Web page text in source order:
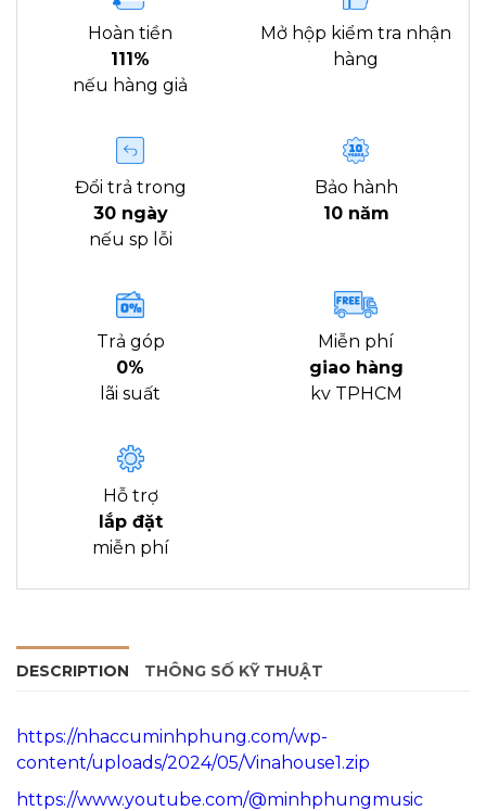
Hoàn tiền
111%
nếu hàng giả
Mở hộp kiểm tra nhận
hàng
Đổi trả trong
30 ngày
nếu sp lỗi
Bảo hành
10 năm
Trả góp
0%
lãi suất
Miễn phí
giao hàng
kv TPHCM
Hỗ trợ
lắp đặt
miễn phí
DESCRIPTION THÔNG SỐ KỸ THUẬT
https://nhaccuminhphung.com/wp-
content/uploads/2024/05/Vinahouse1.zip
https://www.youtube.com/@minhphungmusic